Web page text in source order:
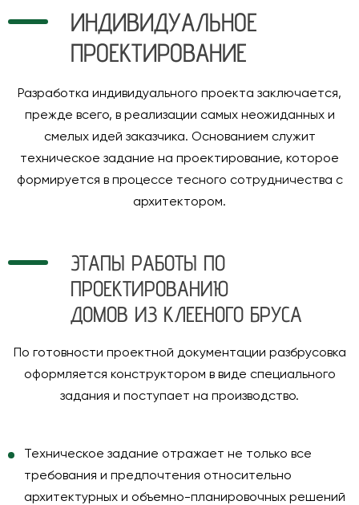
ИНДИВИДУАЛЬНОЕ
ПРОЕКТИРОВАНИЕ
Разработка индивидуального проекта заключается,
прежде всего, в реализации самых неожиданных и
смелых идей заказчика. Основанием служит
техническое задание на проектирование, которое
формируется в процессе тесного сотрудничества с
архитектором.
ЭТАПЫ РАБОТЫ ПО
ПРОЕКТИРОВАНИЮ
ДОМОВ ИЗ КЛЕЕНОГО БРУСА
По готовности проектной документации разбрусовка
оформляется конструктором в виде специального
задания и поступает на производство.
Техническое задание отражает не только все
требования и предпочтения относительно
архитектурных и объемно-планировочных решений